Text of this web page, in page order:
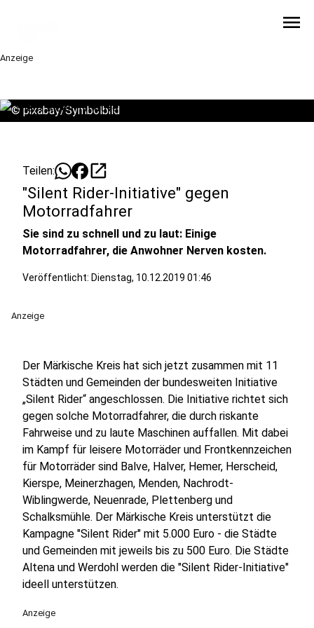
menu
Anzeige
© pixabay/Symbolbild
Teilen: open_in_new
"Silent Rider-Initiative" gegen
Motorradfahrer
Sie sind zu schnell und zu laut: Einige
Motorradfahrer, die Anwohner Nerven kosten.
Veröffentlicht: Dienstag, 10.12.2019 01:46
Anzeige
Der Märkische Kreis hat sich jetzt zusammen mit 11
Städten und Gemeinden der bundesweiten Initiative
„Silent Rider“ angeschlossen. Die Initiative richtet sich
gegen solche Motorradfahrer, die durch riskante
Fahrweise und zu laute Maschinen auffallen. Mit dabei
im Kampf für leisere Motorräder und Frontkennzeichen
für Motorräder sind Balve, Halver, Hemer, Herscheid,
Kierspe, Meinerzhagen, Menden, Nachrodt-
Wiblingwerde, Neuenrade, Plettenberg und
Schalksmühle. Der Märkische Kreis unterstützt die
Kampagne "Silent Rider" mit 5.000 Euro - die Städte
und Gemeinden mit jeweils bis zu 500 Euro. Die Städte
Altena und Werdohl werden die "Silent Rider-Initiative"
ideell unterstützen.
Anzeige